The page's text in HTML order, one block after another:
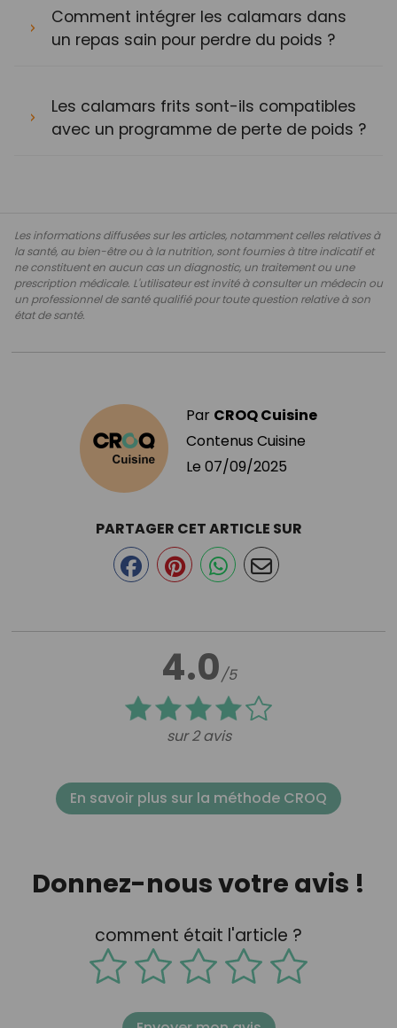
Comment intégrer les calamars dans
un repas sain pour perdre du poids ?
Les calamars frits sont-ils compatibles
avec un programme de perte de poids ?
Les informations diffusées sur les articles, notamment celles relatives à
la santé, au bien-être ou à la nutrition, sont fournies à titre indicatif et
ne constituent en aucun cas un diagnostic, un traitement ou une
prescription médicale. L'utilisateur est invité à consulter un médecin ou
un professionnel de santé qualifié pour toute question relative à son
état de santé.
Par CROQ Cuisine
Contenus Cuisine
Le 07/09/2025
4.0/5
sur 2 avis
PARTAGER CET ARTICLE SUR
En savoir plus sur la méthode CROQ
Donnez-nous votre avis !
comment était l'article ?